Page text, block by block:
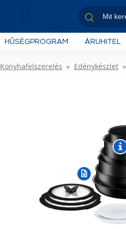
HŰSÉGPROGRAM ÁRUHITEL
Konyhafelszerelés Edénykészlet